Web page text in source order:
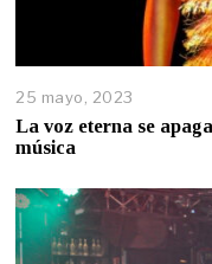
25 mayo, 2023
La voz eterna se
música